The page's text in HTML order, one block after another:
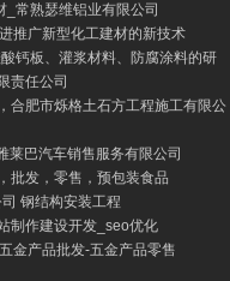
常熟瑟维铝业有限公司
推广新型化工建材的新技术
钙板、灌浆材料、防腐涂料的研
责任公司
合肥市烁格土石方工程施工有限公
莱巴汽车销售服务有限公司
批发，零售，预包装食品
钢结构安装工程
制作建设开发_seo优化
金产品批发-五金产品零售